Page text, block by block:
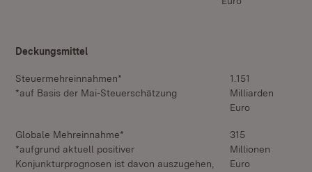
Deckungsmittel
Steuermehreinnahmen*
*auf Basis der Mai-Steuerschätzung
1.151
Milliarden
Euro
Globale Mehreinnahme*
*aufgrund aktuell positiver
Konjunkturprognosen ist davon auszugehen,
315
Millionen
Euro